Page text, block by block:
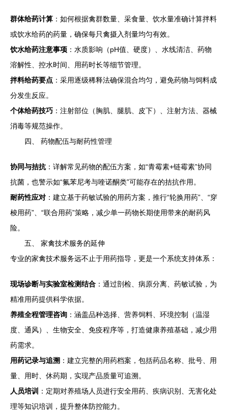
群体给药计算 ：如何根据禽群数量、采食量、饮水量准确计算拌料
或饮水给药的药量，确保每只禽摄入剂量均匀有效。
饮水给药注意事项 ：水质影响（pH值、硬度）、水线清洁、药物
溶解性、控水时间、用药时长等细节管理。
拌料给药要点 ：采用逐级稀释法确保混合均匀，避免药物与饲料成
分发生反应。
个体给药技巧 ：注射部位（胸肌、腿肌、皮下）、注射方法、器械
消毒等规范操作。
四、 药物配伍与耐药性管理
协同与拮抗：详解常见药物的配伍方案，如“青霉素+链霉素”协同
抗菌，也警示如“氟苯尼考与喹诺酮类”可能存在的拮抗作用。
耐药性应对 ：建立基于药敏试验的用药方案，推行“轮换用药”、“穿
梭用药”、“联合用药”策略，减少单一药物长期使用带来的耐药风
险。
五、 家禽技术服务的延伸
专业的家禽技术服务远不止于用药指导，更是一个系统支持体系：
现场诊断与实验室检测结合 ：通过剖检、病原分离、药敏试验，为
精准用药提供科学依据。
养殖全程管理咨询 ：涵盖品种选择、营养饲料、环境控制（温湿
度、通风）、生物安全、免疫程序等，打造健康养殖基础，减少用
药需求。
用药记录与追溯 ：建立完整的用药档案，包括药品名称、批号、用
量、用时、休药期，实现产品质量可追溯。
人员培训
：定期对养殖场人员进行安全用药、疾病识别、无害化处
理等知识培训，提升整体防控能力。